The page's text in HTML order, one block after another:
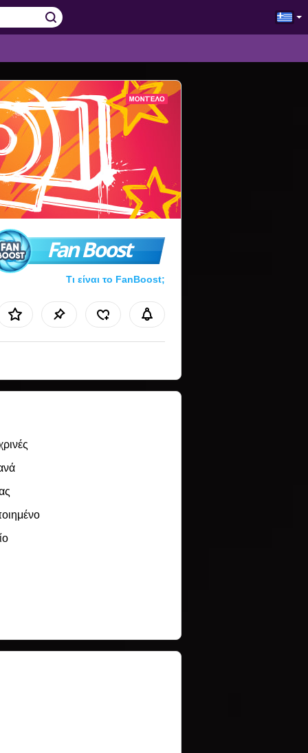
Fan Boost
Τι είναι το FanBoost;